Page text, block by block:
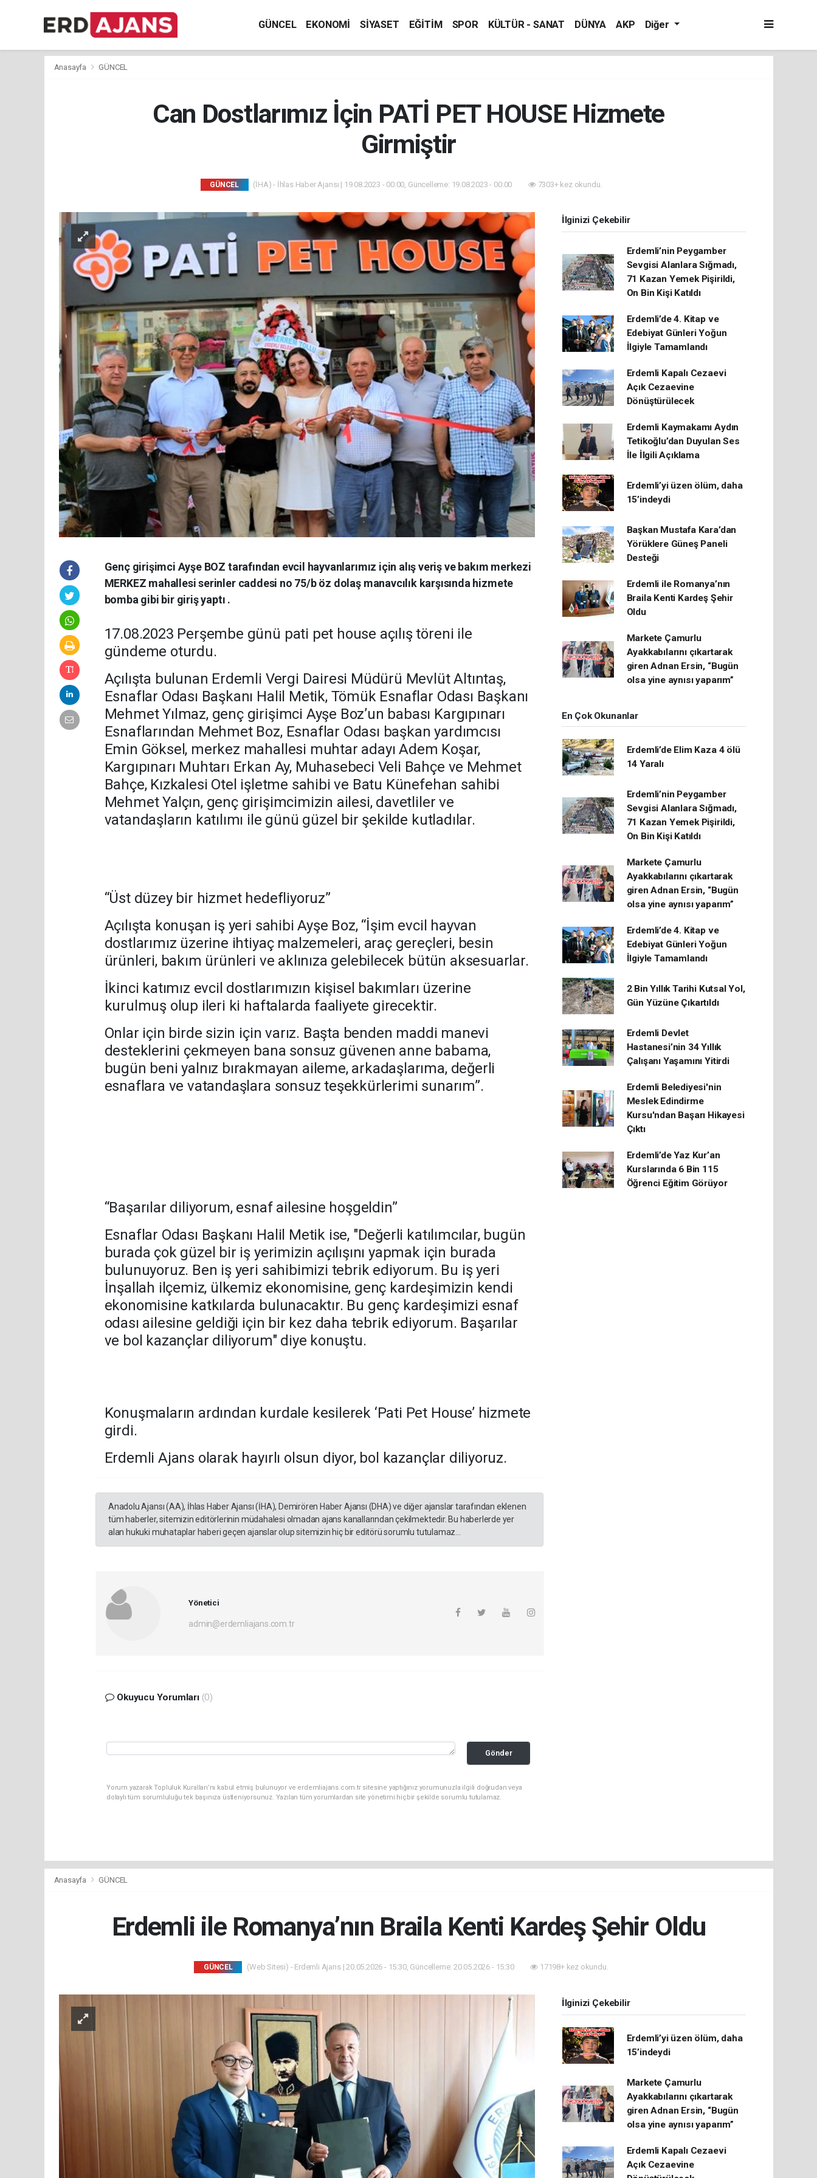
GÜNCEL EKONOMİ SİYASET EĞİTİM SPOR KÜLTÜR - SANAT DÜNYA AKP Diğer
Anasayfa GÜNCEL
Can Dostlarımız İçin PATİ PET HOUSE Hizmete
Girmiştir
GÜNCEL (İHA) - İhlas Haber Ajansı | 19.08.2023 - 00:00, Güncelleme: 19.08.2023 - 00:00 7303+ kez okundu.
Genç girişimci Ayşe BOZ tarafından evcil hayvanlarımız için alış veriş ve bakım merkezi
MERKEZ mahallesi serinler caddesi no 75/b öz dolaş manavcılık karşısında hizmete
bomba gibi bir giriş yaptı .
17.08.2023 Perşembe günü pati pet house açılış töreni ile
gündeme oturdu.
Açılışta bulunan Erdemli Vergi Dairesi Müdürü Mevlüt Altıntaş,
Esnaflar Odası Başkanı Halil Metik, Tömük Esnaflar Odası Başkanı
Mehmet Yılmaz, genç girişimci Ayşe Boz’un babası Kargıpınarı
Esnaflarından Mehmet Boz, Esnaflar Odası başkan yardımcısı
Emin Göksel, merkez mahallesi muhtar adayı Adem Koşar,
Kargıpınarı Muhtarı Erkan Ay, Muhasebeci Veli Bahçe ve Mehmet
Bahçe, Kızkalesi Otel işletme sahibi ve Batu Künefehan sahibi
Mehmet Yalçın, genç girişimcimizin ailesi, davetliler ve
vatandaşların katılımı ile günü güzel bir şekilde kutladılar.
“Üst düzey bir hizmet hedefliyoruz”
Açılışta konuşan iş yeri sahibi Ayşe Boz, “İşim evcil hayvan
dostlarımız üzerine ihtiyaç malzemeleri, araç gereçleri, besin
ürünleri, bakım ürünleri ve aklınıza gelebilecek bütün aksesuarlar.
İkinci katımız evcil dostlarımızın kişisel bakımları üzerine
kurulmuş olup ileri ki haftalarda faaliyete girecektir.
Onlar için birde sizin için varız. Başta benden maddi manevi
desteklerini çekmeyen bana sonsuz güvenen anne babama,
bugün beni yalnız bırakmayan aileme, arkadaşlarıma, değerli
esnaflara ve vatandaşlara sonsuz teşekkürlerimi sunarım”.
“Başarılar diliyorum, esnaf ailesine hoşgeldin”
Esnaflar Odası Başkanı Halil Metik ise, "Değerli katılımcılar, bugün
burada çok güzel bir iş yerimizin açılışını yapmak için burada
bulunuyoruz. Ben iş yeri sahibimizi tebrik ediyorum. Bu iş yeri
İnşallah ilçemiz, ülkemiz ekonomisine, genç kardeşimizin kendi
ekonomisine katkılarda bulunacaktır. Bu genç kardeşimizi esnaf
odası ailesine geldiği için bir kez daha tebrik ediyorum. Başarılar
ve bol kazançlar diliyorum" diye konuştu.
Konuşmaların ardından kurdale kesilerek ‘Pati Pet House’ hizmete
girdi.
Erdemli Ajans olarak hayırlı olsun diyor, bol kazançlar diliyoruz.
Anadolu Ajansı (AA), İhlas Haber Ajansı (İHA), Demirören Haber Ajansı (DHA) ve diğer ajanslar tarafından eklenen
tüm haberler, sitemizin editörlerinin müdahalesi olmadan ajans kanallarından çekilmektedir. Bu haberlerde yer
alan hukuki muhataplar haberi geçen ajanslar olup sitemizin hiç bir editörü sorumlu tutulamaz...
Yönetici
admin@erdemliajans.com.tr
Okuyucu Yorumları (0)
Gönder
Yorum yazarak Topluluk Kuralları’nı kabul etmiş bulunuyor ve erdemliajans.com.tr sitesine yaptığınız yorumunuzla ilgili doğrudan veya
dolaylı tüm sorumluluğu tek başınıza üstleniyorsunuz. Yazılan tüm yorumlardan site yönetimi hiçbir şekilde sorumlu tutulamaz.
İlginizi Çekebilir
Erdemli’nin Peygamber
Sevgisi Alanlara Sığmadı,
71 Kazan Yemek Pişirildi,
On Bin Kişi Katıldı
Erdemli’de 4. Kitap ve
Edebiyat Günleri Yoğun
İlgiyle Tamamlandı
Erdemli Kapalı Cezaevi
Açık Cezaevine
Dönüştürülecek
Erdemli Kaymakamı Aydın
Tetikoğlu’dan Duyulan Ses
İle İlgili Açıklama
Erdemli’yi üzen ölüm, daha
15’indeydi
Başkan Mustafa Kara’dan
Yörüklere Güneş Paneli
Desteği
Erdemli ile Romanya’nın
Braila Kenti Kardeş Şehir
Oldu
Markete Çamurlu
Ayakkabılarını çıkartarak
giren Adnan Ersin, “Bugün
olsa yine aynısı yaparım”
En Çok Okunanlar
Erdemli’de Elim Kaza 4 ölü
14 Yaralı
Erdemli’nin Peygamber
Sevgisi Alanlara Sığmadı,
71 Kazan Yemek Pişirildi,
On Bin Kişi Katıldı
Markete Çamurlu
Ayakkabılarını çıkartarak
giren Adnan Ersin, “Bugün
olsa yine aynısı yaparım”
Erdemli’de 4. Kitap ve
Edebiyat Günleri Yoğun
İlgiyle Tamamlandı
2 Bin Yıllık Tarihi Kutsal Yol,
Gün Yüzüne Çıkartıldı
Erdemli Devlet
Hastanesi’nin 34 Yıllık
Çalışanı Yaşamını Yitirdi
Erdemli Belediyesi'nin
Meslek Edindirme
Kursu'ndan Başarı Hikayesi
Çıktı
Erdemli’de Yaz Kur’an
Kurslarında 6 Bin 115
Öğrenci Eğitim Görüyor
Anasayfa GÜNCEL
Erdemli ile Romanya’nın Braila Kenti Kardeş Şehir Oldu
GÜNCEL (Web Sitesi) - Erdemli Ajans | 20.05.2026 - 15:30, Güncelleme: 20.05.2026 - 15:30 17198+ kez okundu.
İlginizi Çekebilir
Erdemli’yi üzen ölüm, daha
15’indeydi
Markete Çamurlu
Ayakkabılarını çıkartarak
giren Adnan Ersin, “Bugün
olsa yine aynısı yaparım”
Erdemli Kapalı Cezaevi
Açık Cezaevine